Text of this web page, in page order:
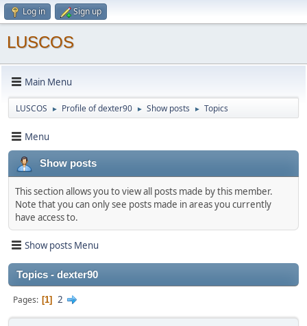
Log in Sign up
LUSCOS
Main Menu
LUSCOS ► Profile of dexter90 ► Show posts ► Topics
Menu
Show posts
This section allows you to view all posts made by this member.
Note that you can only see posts made in areas you currently
have access to.
Show posts Menu
Topics - dexter90
Pages 1 2